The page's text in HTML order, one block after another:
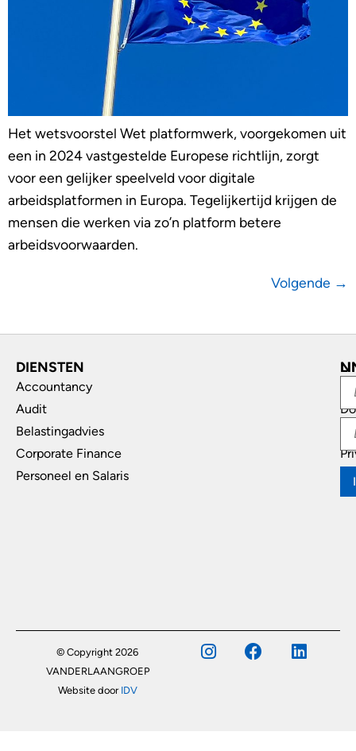
Het wetsvoorstel Wet platformwerk, voorgekomen uit
een in 2024 vastgestelde Europese richtlijn, zorgt
voor een gelijker speelveld voor digitale
arbeidsplatformen in Europa. Tegelijkertijd krijgen de
mensen die werken via zo’n platform betere
arbeidsvoorwaarden.
Volgende →
DIENSTEN
Accountancy
Audit
Belastingadvies
Corporate Finance
Personeel en Salaris
© Copyright 2026
VANDERLAANGROEP
Website door IDV